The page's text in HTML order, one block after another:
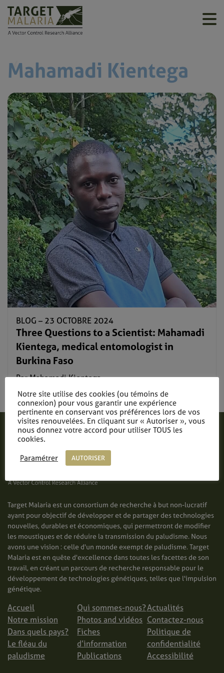
Mahamadi Kientega
BLOG – 23 OCTOBRE 2024
Three Questions to a Scientist: Mahamadi
Kientega, medical entomologist in
Burkina Faso
Par Mahamadi Kientega
Lire plus
Target Malaria est un consortium de recherche à but non-lucratif
ayant pour objectif de développer et de partager des technologies
nouvelles, durables et économiques, qui permettront de modifier
les moustiques et de réduire la transmission du paludisme. Nous
avons une vision : celle d'un monde exempt de paludisme. Target
Malaria est en quête d'excellence dans toutes les facettes de son
travail, en créant un parcours de recherche responsable pour le
développement de technologies génétiques, telles que l'impulsion
génétique.
Accueil
Notre mission
Dans quels pays?
Le fléau du
paludisme
Qui sommes-nous?
Photos and vidéos
Fiches
d’information
Publications
Actualités
Contactez-nous
Politique de
confidentialité
Accessibilité
Notre site utilise des cookies (ou témoins de
connexion) pour vous garantir une expérience
pertinente en conservant vos préférences lors de vos
visites renouvelées. En cliquant sur « Autoriser », vous
nous donnez votre accord pour utiliser TOUS les
cookies.
Paramétrer
AUTORISER